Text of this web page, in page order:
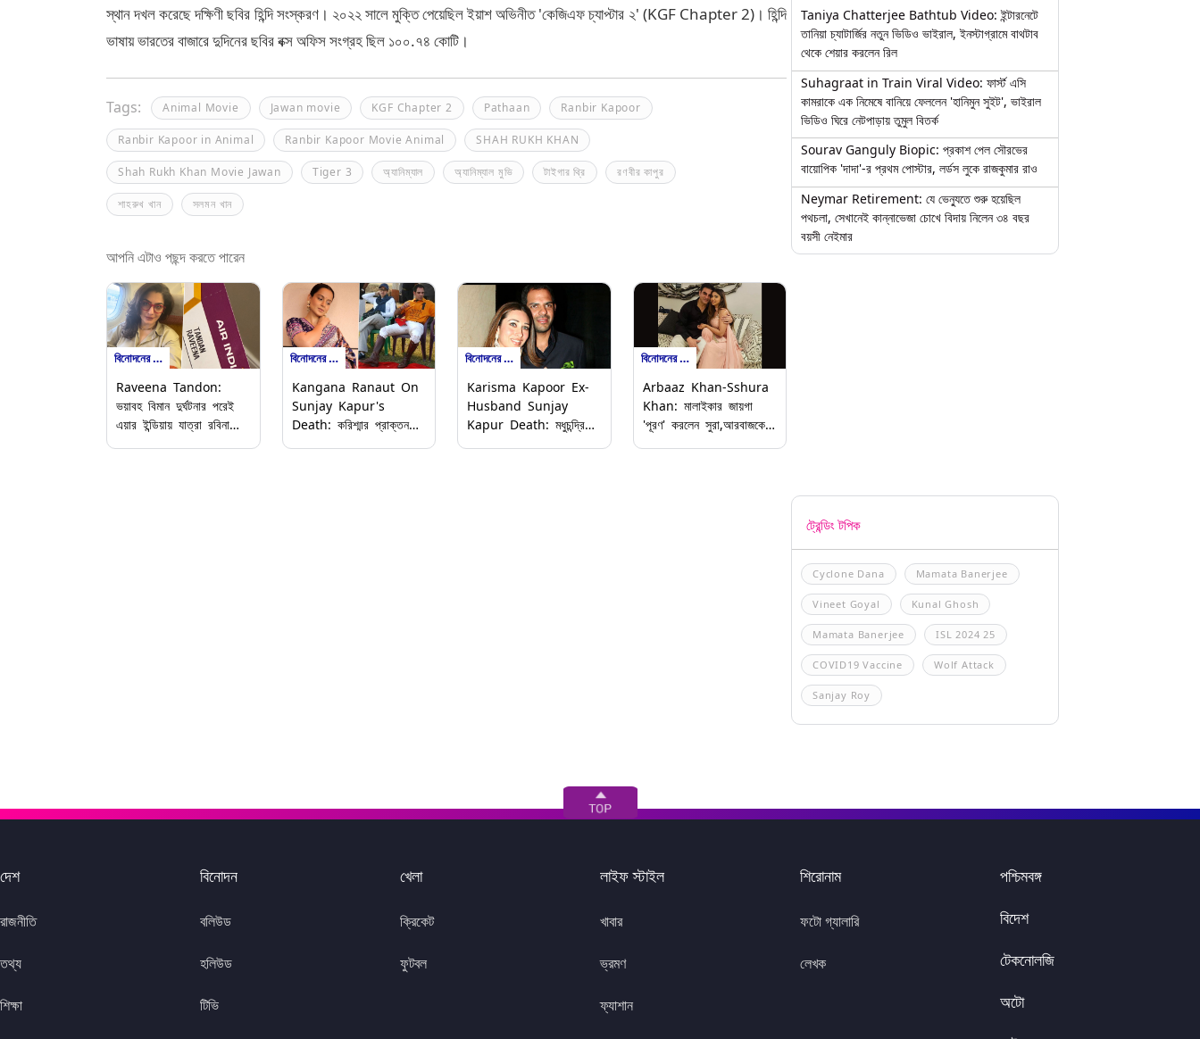
স্থান দখল করেছে দক্ষিণী ছবির হিন্দি সংস্করণ। ২০২২ সালে মুক্তি পেয়েছিল ইয়াশ অভিনীত 'কেজিএফ চ্যাপ্টার ২' (KGF Chapter 2)। হিন্দি
ভাষায় ভারতের বাজারে দুদিনের ছবির বক্স অফিস সংগ্রহ ছিল ১০০.৭৪ কোটি।
Tags: Animal Movie Jawan movie KGF Chapter 2 Pathaan Ranbir Kapoor
Ranbir Kapoor in Animal Ranbir Kapoor Movie Animal SHAH RUKH KHAN
Shah Rukh Khan Movie Jawan Tiger 3 অ্যানিম্যাল অ্যানিম্যাল মুভি টাইগার থ্রি রণবীর কাপুর
শাহরুখ খান সলমন খান
আপনি এটাও পছন্দ করতে পারেন
বিনোদনের খবর
Raveena Tandon:
ভয়াবহ বিমান দুর্ঘটনার পরেই
এয়ার ইন্ডিয়ায় যাত্রা রবিনা
বিনোদনের খবর
Kangana Ranaut On
Sunjay Kapur's
Death: করিশ্মার প্রাক্তন
বিনোদনের খবর
Karisma Kapoor Ex-
Husband Sunjay
Kapur Death: মধুচন্দ্রিমায়
বিনোদনের খবর
Arbaaz Khan-Sshura
Khan: মালাইকার জায়গা
'পূরণ' করলেন সুরা,আরবাজকে
Taniya Chatterjee Bathtub Video: ইন্টারনেটে
তানিয়া চ্যাটার্জির নতুন ভিডিও ভাইরাল, ইনস্টাগ্রামে বাথটাব
থেকে শেয়ার করলেন রিল
Suhagraat in Train Viral Video: ফার্স্ট এসি
কামরাকে এক নিমেষে বানিয়ে ফেললেন 'হানিমুন সুইট', ভাইরাল
ভিডিও ঘিরে নেটপাড়ায় তুমুল বিতর্ক
Sourav Ganguly Biopic: প্রকাশ পেল সৌরভের
বায়োপিক 'দাদা'-র প্রথম পোস্টার, লর্ডস লুকে রাজকুমার রাও
Neymar Retirement: যে ভেন্যুতে শুরু হয়েছিল
পথচলা, সেখানেই কান্নাভেজা চোখে বিদায় নিলেন ৩৪ বছর
বয়সী নেইমার
ট্রেন্ডিং টপিক
Cyclone Dana Mamata Banerjee
Vineet Goyal Kunal Ghosh
Mamata Banerjee ISL 2024 25
COVID19 Vaccine Wolf Attack
Sanjay Roy
দেশ
রাজনীতি
তথ্য
শিক্ষা
বিনোদন
বলিউড
হলিউড
টিভি
খেলা
ক্রিকেট
ফুটবল
লাইফ স্টাইল
খাবার
ভ্রমণ
ফ্যাশান
শিরোনাম
ফটো গ্যালারি
লেখক
পশ্চিমবঙ্গ
বিদেশ
টেকনোলজি
অটো